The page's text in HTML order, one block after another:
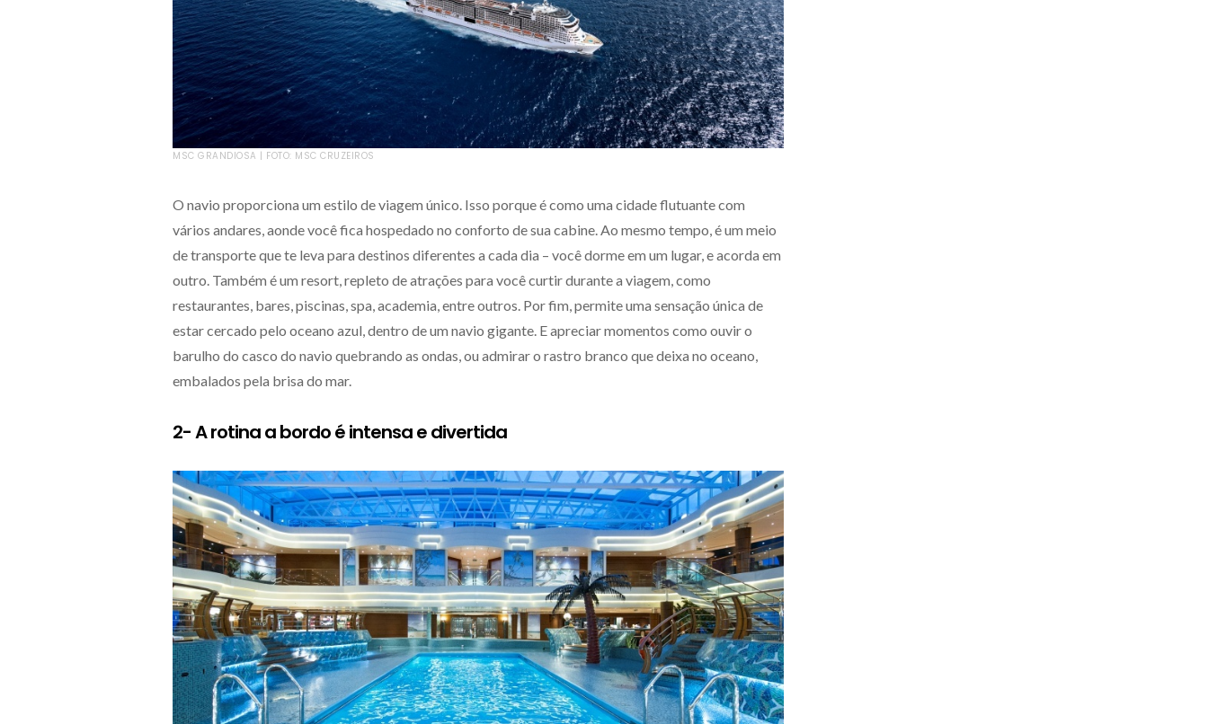
MSC GRANDIOSA | FOTO: MSC CRUZEIROS
O navio proporciona um estilo de viagem único. Isso porque é como uma cidade flutuante com
vários andares, aonde você fica hospedado no conforto de sua cabine. Ao mesmo tempo, é um meio
de transporte que te leva para destinos diferentes a cada dia – você dorme em um lugar, e acorda em
outro. Também é um resort, repleto de atrações para você curtir durante a viagem, como
restaurantes, bares, piscinas, spa, academia, entre outros. Por fim, permite uma sensação única de
estar cercado pelo oceano azul, dentro de um navio gigante. E apreciar momentos como ouvir o
barulho do casco do navio quebrando as ondas, ou admirar o rastro branco que deixa no oceano,
embalados pela brisa do mar.
2- A rotina a bordo é intensa e divertida